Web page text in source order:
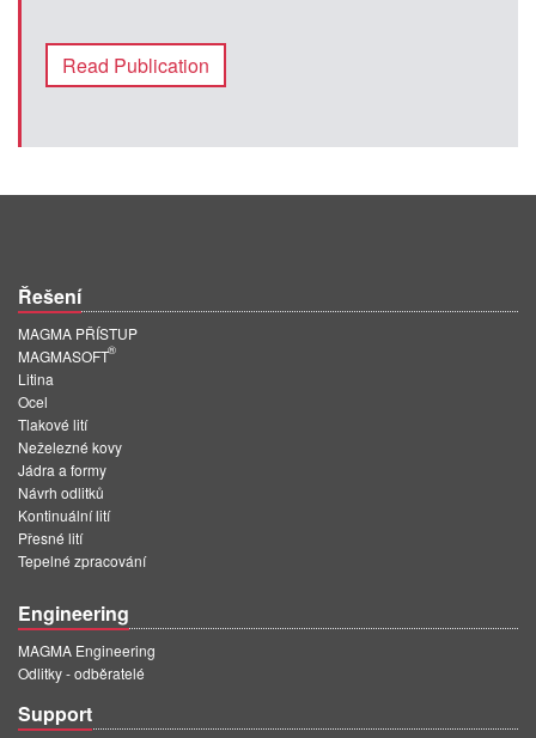
Read Publication
Řešení
MAGMA PŘÍSTUP
MAGMASOFT
®
Litina
Ocel
Tlakové lití
Neželezné kovy
Jádra a formy
Návrh odlitků
Kontinuální lití
Přesné lití
Tepelné zpracování
Engineering
MAGMA Engineering
Odlitky - odběratelé
Support